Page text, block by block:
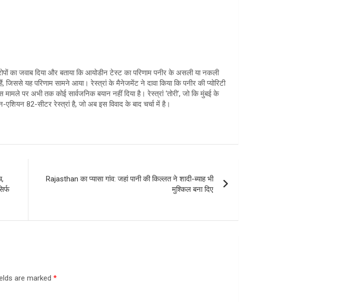
का जवाब दिया और बताया कि आयोडीन टेस्ट का परिणाम पनीर के असली या नकली
जिससे यह परिणाम सामने आया। रेस्त्रां के मैनेजमेंट ने दावा किया कि पनीर की प्योरिटी
पर अभी तक कोई सार्वजनिक बयान नहीं दिया है। रेस्त्रां ‘तोरी’, जो कि मुंबई के
82-सीटर रेस्त्रां है, जो अब इस विवाद के बाद चर्चा में है।
Rajasthan का प्यासा गांव: जहां पानी की किल्लत ने शादी-ब्याह भी
मुश्किल बना दिए
are marked*